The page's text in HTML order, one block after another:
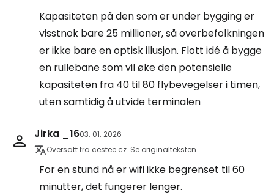
Kapasiteten på den som er under bygging er
visstnok bare 25 millioner, så overbefolkningen
er ikke bare en optisk illusjon. Flott idé å bygge
en rullebane som vil øke den potensielle
kapasiteten fra 40 til 80 flybevegelser i timen,
uten samtidig å utvide terminalen
Jirka _1603. 01. 2026
Oversatt fra cestee.cz Se originalteksten
For en stund nå er wifi ikke begrenset til 60
minutter, det fungerer lenger.